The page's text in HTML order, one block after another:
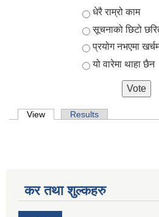
Choices
धेरै राम्रो काम
सूचनाको छिटो
प्रयोग नभएमा
यो वारेमा थाहा छैन
Primary tabs
View (active tab)
Results
कर तथा शुल्कहरु